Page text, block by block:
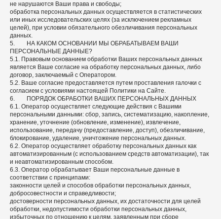
не нарушаются Ваши права и свободы;
обработка персональных данных осуществляется в статистических
или иных исследовательских целях (за исключением рекламных
целей), при условии обязательного обезличивания персональных
данных.
5. НА КАКОМ ОСНОВАНИИ МЫ ОБРАБАТЫВАЕМ ВАШИ
ПЕРСОНАЛЬНЫЕ ДАННЫЕ?
5.1. Правовым основанием обработки Ваших персональных данных
является Ваше согласие на обработку персональных данных, либо
договор, заключаемый с Оператором.
5.2. Ваше согласие предоставляется путем проставления галочки с
согласием с условиями настоящей Политики на Сайте.
6. ПОРЯДОК ОБРАБОТКИ ВАШИХ ПЕРСОНАЛЬНЫХ ДАННЫХ
6.1. Оператор осуществляет следующие действия с Вашими
персональными данными: сбор, запись, систематизацию, накопление,
хранение, уточнение (обновление, изменение), извлечение,
использование, передачу (предоставление, доступ), обезличивание,
блокирование, удаление, уничтожение персональных данных.
6.2. Оператор осуществляет обработку персональных данных как
автоматизированным (с использованием средств автоматизации), так
и неавтоматизированным способом.
6.3. Оператор обрабатывает Ваши персональные данные в
соответствии с принципами:
законности целей и способов обработки персональных данных,
добросовестности и справедливости;
достоверности персональных данных, их достаточности для целей
обработки, недопустимости обработки персональных данных,
избыточных по отношению к целям, заявленным при сборе